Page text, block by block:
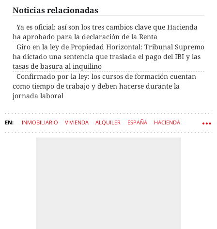
Noticias relacionadas
Ya es oficial: así son los tres cambios clave que Hacienda
ha aprobado para la declaración de la Renta
Giro en la ley de Propiedad Horizontal: Tribunal Supremo
ha dictado una sentencia que traslada el pago del IBI y las
tasas de basura al inquilino
Confirmado por la ley: los cursos de formación cuentan
como tiempo de trabajo y deben hacerse durante la
jornada laboral
INMOBILIARIO VIVIENDA ALQUILER ESPAÑA HACIENDA